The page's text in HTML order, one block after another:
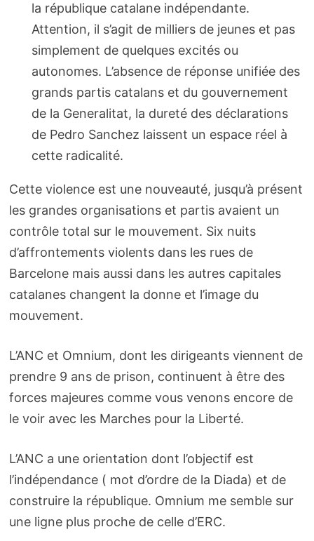
la république catalane indépendante.
Attention, il s’agit de milliers de jeunes et pas
simplement de quelques excités ou
autonomes. L’absence de réponse unifiée des
grands partis catalans et du gouvernement
de la Generalitat, la dureté des déclarations
de Pedro Sanchez laissent un espace réel à
cette radicalité.
Cette violence est une nouveauté, jusqu’à présent
les grandes organisations et partis avaient un
contrôle total sur le mouvement. Six nuits
d’affrontements violents dans les rues de
Barcelone mais aussi dans les autres capitales
catalanes changent la donne et l’image du
mouvement.
L’ANC et Omnium, dont les dirigeants viennent de
prendre 9 ans de prison, continuent à être des
forces majeures comme vous venons encore de
le voir avec les Marches pour la Liberté.
L’ANC a une orientation dont l’objectif est
l’indépendance ( mot d’ordre de la Diada) et de
construire la république. Omnium me semble sur
une ligne plus proche de celle d’ERC.